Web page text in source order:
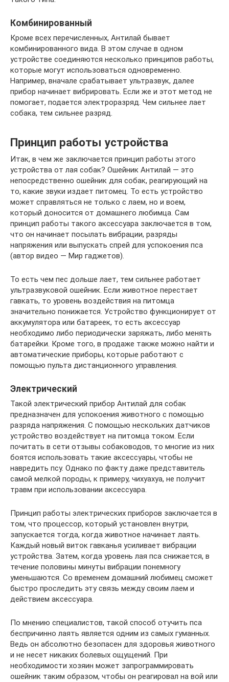
Комбинированный
Кроме всех перечисленных, Антилай бывает
комбинированного вида. В этом случае в одном
устройстве соединяются несколько принципов работы,
которые могут использоваться одновременно.
Например, вначале срабатывает ультразвук, далее
прибор начинает вибрировать. Если же и этот метод не
помогает, подается электроразряд. Чем сильнее лает
собака, тем сильнее разряд.
Принцип работы устройства
Итак, в чем же заключается принцип работы этого
устройства от лая собак? Ошейник Антилай — это
непосредственно ошейник для собак, реагирующий на
то, какие звуки издает питомец. То есть устройство
может справляться не только с лаем, но и воем,
который доносится от домашнего любимца. Сам
принцип работы такого аксессуара заключается в том,
что он начинает посылать вибрации, разряды
напряжения или выпускать спрей для успокоения пса
(автор видео — Мир гаджетов).
То есть чем пес дольше лает, тем сильнее работает
ультразвуковой ошейник. Если животное перестает
гавкать, то уровень воздействия на питомца
значительно понижается. Устройство функционирует от
аккумулятора или батареек, то есть аксессуар
необходимо либо периодически заряжать, либо менять
батарейки. Кроме того, в продаже также можно найти и
автоматические приборы, которые работают с
помощью пульта дистанционного управления.
Электрический
Такой электрический прибор Антилай для собак
предназначен для успокоения животного с помощью
разряда напряжения. С помощью нескольких датчиков
устройство воздействует на питомца током. Если
почитать в сети отзывы собаководов, то многие из них
боятся использовать такие аксессуары, чтобы не
навредить псу. Однако по факту даже представитель
самой мелкой породы, к примеру, чихуахуа, не получит
травм при использовании аксессуара.
Принцип работы электрических приборов заключается в
том, что процессор, который установлен внутри,
запускается тогда, когда животное начинает лаять.
Каждый новый виток гавканья усиливает вибрации
устройства. Затем, когда уровень лая пса снижается, в
течение половины минуты вибрации понемногу
уменьшаются. Со временем домашний любимец сможет
быстро проследить эту связь между своим лаем и
действием аксессуара.
По мнению специалистов, такой способ отучить пса
беспричинно лаять является одним из самых гуманных.
Ведь он абсолютно безопасен для здоровья животного
и не несет никаких болевых ощущений. При
необходимости хозяин может запрограммировать
ошейник таким образом, чтобы он реагировал на вой или